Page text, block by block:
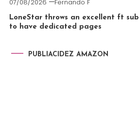
07/08/2026 Fernando F
LoneStar throws an excellent ft
to have dedicated pages
PUBLIACIDEZ AMAZON